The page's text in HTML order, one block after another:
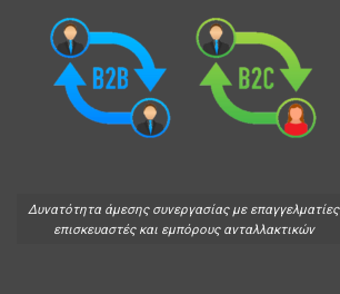
Δυνατότητα άμεσης συνεργασίας με επαγγελματίες
επισκευαστές και εμπόρους ανταλλακτικών